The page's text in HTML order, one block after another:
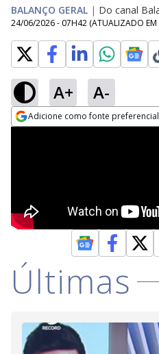
BALANÇO GERAL | Do canal
24/06/2026 - 07H42 (ATUALIZADO EM
A+ A-
Adicione como fonte
Últimas